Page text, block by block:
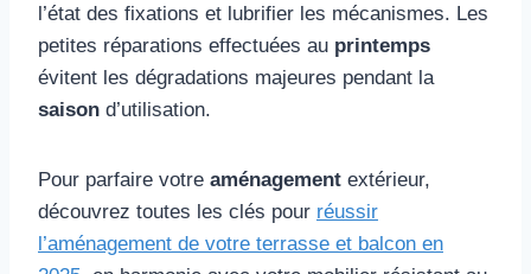
l’état des fixations et lubrifier les mécanismes. Les
petites réparations effectuées au printemps
évitent les dégradations majeures pendant la
saison d’utilisation.
Pour parfaire votre aménagement extérieur,
découvrez toutes les clés pour réussir
l’aménagement de votre terrasse et balcon en